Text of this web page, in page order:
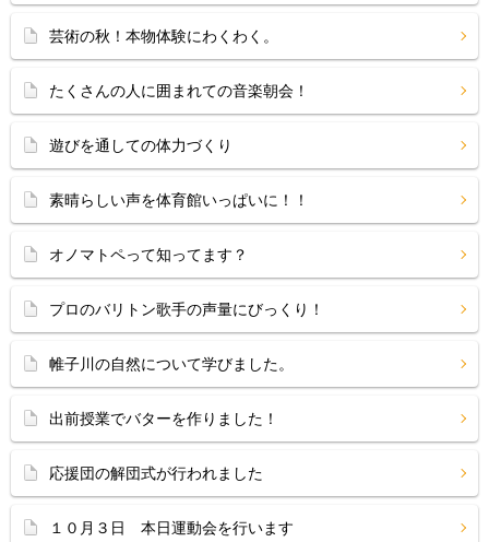
芸術の秋！本物体験にわくわく。
たくさんの人に囲まれての音楽朝会！
遊びを通しての体力づくり
素晴らしい声を体育館いっぱいに！！
オノマトペって知ってます？
プロのバリトン歌手の声量にびっくり！
帷子川の自然について学びました。
出前授業でバターを作りました！
応援団の解団式が行われました
１０月３日 本日運動会を行います